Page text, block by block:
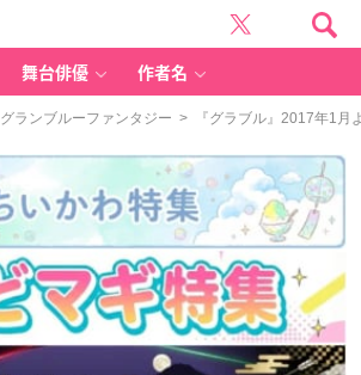
舞台俳優 作者名
グランブルーファンタジー > 『グラブル』2017年1月